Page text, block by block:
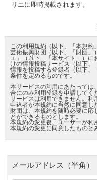
リエに即時掲載されます。
この利用規約（以下、「本規約
芸術振興財団（以下、「財団」
エ」（以下、「本サイト」）に
けの情報投稿サービス（以下、
情報を投稿する登録者（以下、
条件を定めるものです。
本サービスの利用にあたっては
合にのみ利用登録を申請してく
サービスは利用できません。利
申込者が本規約に当然に同意し
財団は、本規約を随時必要に応
とができるものとします。
本規約の変更後、ユーザーが利
本規約の変更に同意したものと
本サービスは、文化芸術活動の
と「文化芸術に関するイベント
メールアドレス（半角）